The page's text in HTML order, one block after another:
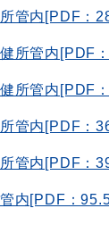
管内[PDF：
所管内[PDF
所管内[PDF
管内[PDF：
管内[PDF：
内[PDF：